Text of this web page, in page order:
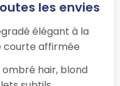
les envies
élégant à la
courte affirmée
ombré hair, blond